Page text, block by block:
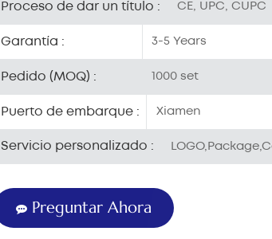
Proceso de dar un título : CE, UPC, CUPC
Garantía : 3-5 Years
Pedido (MOQ) : 1000 set
Puerto de embarque : Xiamen
Servicio personalizado :
Preguntar Ahora